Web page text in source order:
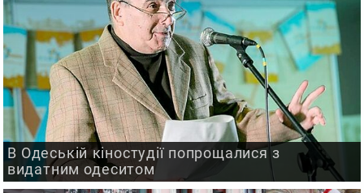
В Одеській кіностудії попрощалися з
видатним одеситом